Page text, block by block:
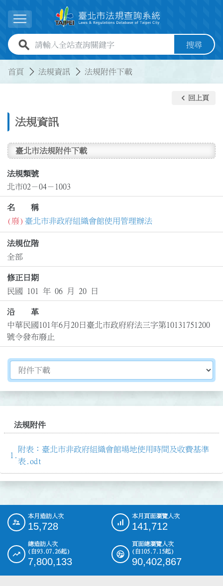
展開選單
全站查詢關鍵字欄位 搜尋
首頁 法規資訊 法規附件下載
法規資訊
keyboard_arrow_left 回上頁
臺北市法規附件下載
法規類號
北市02－04－1003
名 稱
(廢) 臺北市非政府組織會館使用管理辦法
法規位階
全部
修正日期
民國 101 年 06 月 20 日
沿 革
中華民國101年6月20日臺北市政府府法三字第10131751200
號令發布廢止
切換選擇法規資訊內容
法規附件
附表：臺北市非政府組織會館場地使用時間及收費基準
表.odt
::: 本月造訪人次
15,728
本月頁面瀏覽人次
141,712
總造訪人次
(自93.07.26起)
7,800,133
頁面總瀏覽人次
(自105.7.15起)
90,402,867